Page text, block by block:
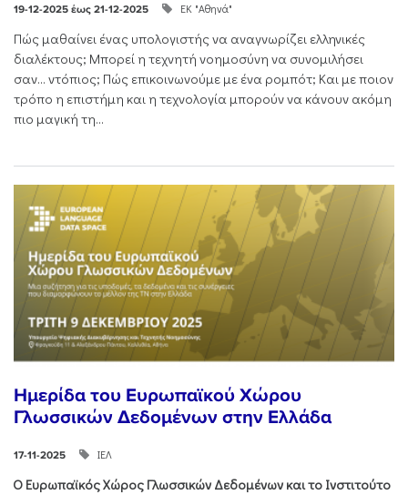
19-12-2025 έως 21-12-2025 ΕΚ "Αθηνά"
Πώς μαθαίνει ένας υπολογιστής να αναγνωρίζει ελληνικές
διαλέκτους; Μπορεί η τεχνητή νοημοσύνη να συνομιλήσει
σαν… ντόπιος; Πώς επικοινωνούμε με ένα ρομπότ; Και με ποιον
τρόπο η επιστήμη και η τεχνολογία μπορούν να κάνουν ακόμη
πιο μαγική τη...
Ημερίδα του Ευρωπαϊκού Χώρου
Γλωσσικών Δεδομένων στην Ελλάδα
17-11-2025 ΙΕΛ
Ο Ευρωπαϊκός Χώρος Γλωσσικών Δεδομένων και το Ινστιτούτο